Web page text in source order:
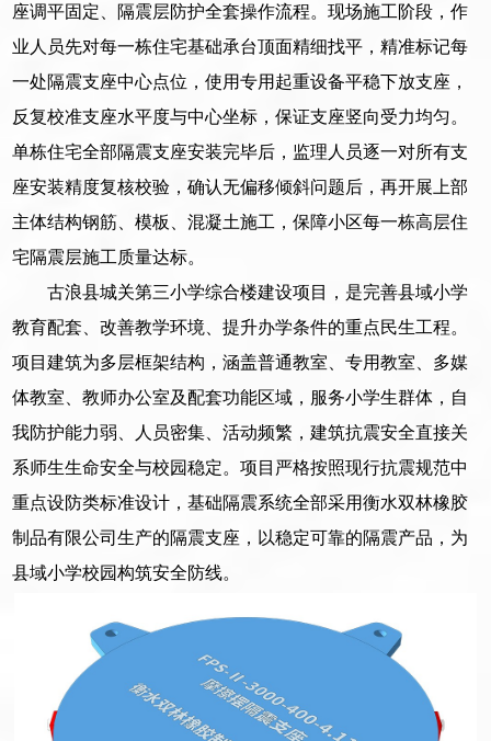
座调平固定、隔震层防护全套操作流程。现场施工阶段，作
业人员先对每一栋住宅基础承台顶面精细找平，精准标记每
一处隔震支座中心点位，使用专用起重设备平稳下放支座，
反复校准支座水平度与中心坐标，保证支座竖向受力均匀。
单栋住宅全部隔震支座安装完毕后，监理人员逐一对所有支
座安装精度复核校验，确认无偏移倾斜问题后，再开展上部
主体结构钢筋、模板、混凝土施工，保障小区每一栋高层住
宅隔震层施工质量达标。
古浪县城关第三小学综合楼建设项目，是完善县域小学
教育配套、改善教学环境、提升办学条件的重点民生工程。
项目建筑为多层框架结构，涵盖普通教室、专用教室、多媒
体教室、教师办公室及配套功能区域，服务小学生群体，自
我防护能力弱、人员密集、活动频繁，建筑抗震安全直接关
系师生生命安全与校园稳定。项目严格按照现行抗震规范中
重点设防类标准设计，基础隔震系统全部采用衡水双林橡胶
制品有限公司生产的隔震支座，以稳定可靠的隔震产品，为
县域小学校园构筑安全防线。